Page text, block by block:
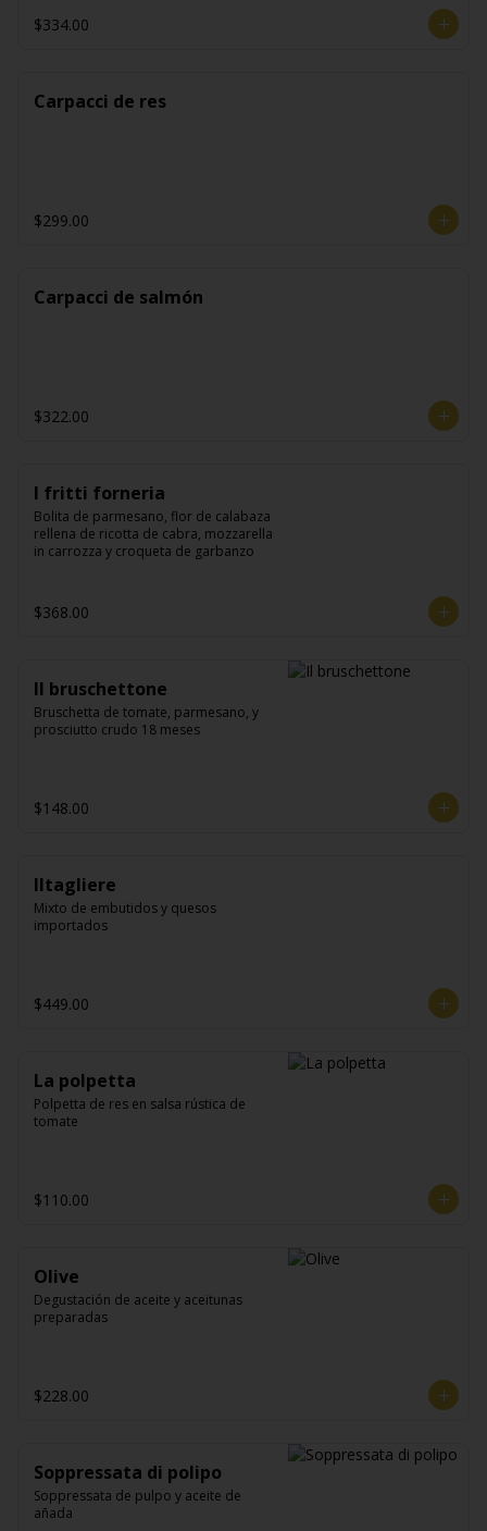
$334.00
Carpacci de res
$299.00
Carpacci de salmón
$322.00
I fritti forneria
Bolita de parmesano, flor de calabaza
rellena de ricotta de cabra, mozzarella
in carrozza y croqueta de garbanzo
$368.00
Il bruschettone
Bruschetta de tomate, parmesano, y
prosciutto crudo 18 meses
$148.00
Iltagliere
Mixto de embutidos y quesos
importados
$449.00
La polpetta
Polpetta de res en salsa rústica de
tomate
$110.00
Olive
Degustación de aceite y aceitunas
preparadas
$228.00
Soppressata di polipo
Soppressata de pulpo y aceite de
añada